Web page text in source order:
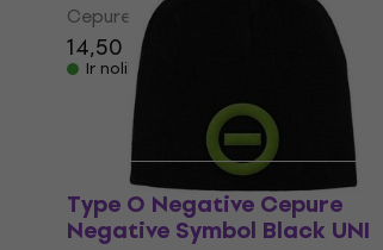
Cepure
14,50 €
Ir noliktavā
Type O Negative Cepure
Negative Symbol Black UNI